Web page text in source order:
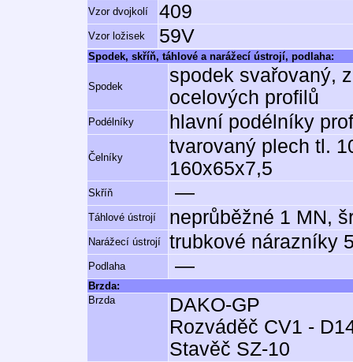
Vzor dvojkolí 409
Vzor ložisek 59V
Spodek, skříň, táhlové a narážecí ústrojí, podlaha:
Spodek
spodek svařovaný,
ocelových profilů
Podélníky hlavní podélníky
Čelníky
tvarovaný plech tl.
160x65x7,5
Skříň —
Táhlové ústrojí neprůběžné 1 MN,
Narážecí ústrojí trubkové nárazníky
Podlaha —
Brzda:
Brzda
DAKO-GP
Rozváděč CV1 -
Stavěč SZ-10